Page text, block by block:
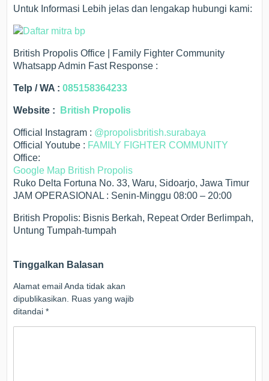
Untuk Informasi Lebih jelas dan lengakap hubungi kami:
British Propolis Office | Family Fighter Community
Whatsapp Admin Fast Response :
Telp / WA :085158364233
Website : British Propolis
Official Instagram : @propolisbritish.surabaya
Official Youtube : FAMILY FIGHTER COMMUNITY
Office:
Google Map British Propolis
Ruko Delta Fortuna No. 33, Waru, Sidoarjo, Jawa Timur
JAM OPERASIONAL : Senin-Minggu 08:00 – 20:00
British Propolis: Bisnis Berkah, Repeat Order Berlimpah,
Untung Tumpah-tumpah
Tinggalkan Balasan
Alamat email Anda tidak akan
dipublikasikan.
Ruas yang wajib
ditandai*